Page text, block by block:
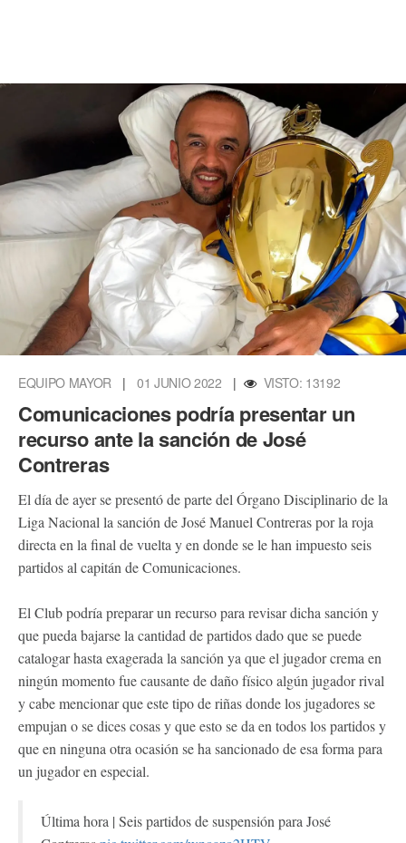
EQUIPO MAYOR | 01 JUNIO 2022 | VISTO: 13192
Comunicaciones podría presentar un
recurso ante la sanción de José
Contreras
El día de ayer se presentó de parte del Órgano Disciplinario de la
Liga Nacional la sanción de José Manuel Contreras por la roja
directa en la final de vuelta y en donde se le han impuesto seis
partidos al capitán de Comunicaciones.
El Club podría preparar un recurso para revisar dicha sanción y
que pueda bajarse la cantidad de partidos dado que se puede
catalogar hasta exagerada la sanción ya que el jugador crema en
ningún momento fue causante de daño físico algún jugador rival
y cabe mencionar que este tipo de riñas donde los jugadores se
empujan o se dices cosas y que esto se da en todos los partidos y
que en ninguna otra ocasión se ha sancionado de esa forma para
un jugador en especial.
Última hora | Seis partidos de suspensión para José